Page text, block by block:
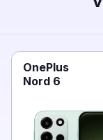
OnePlus
Nord 6